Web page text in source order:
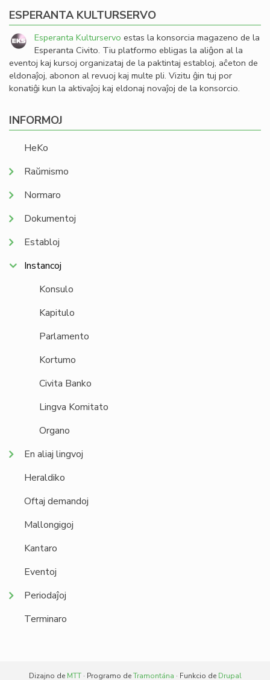
ESPERANTA KULTURSERVO
Esperanta Kulturservo estas la konsorcia magazeno de la
Esperanta Civito. Tiu platformo ebligas la aliĝon al la
eventoj kaj kursoj organizataj de la paktintaj establoj, aĉeton de
eldonaĵoj, abonon al revuoj kaj multe pli. Vizitu ĝin tuj por
konatiĝi kun la aktivaĵoj kaj eldonaj novaĵoj de la konsorcio.
INFORMOJ
HeKo
Raŭmismo
Normaro
Dokumentoj
Establoj
Instancoj
Konsulo
Kapitulo
Parlamento
Kortumo
Civita Banko
Lingva Komitato
Organo
En aliaj lingvoj
Heraldiko
Oftaj demandoj
Mallongigoj
Kantaro
Eventoj
Periodaĵoj
Terminaro
Dizajno de MTT· Programo deTramontána · Funkcio de Drupal